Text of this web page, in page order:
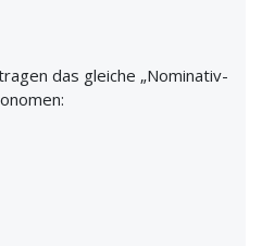
das gleiche „Nominativ-